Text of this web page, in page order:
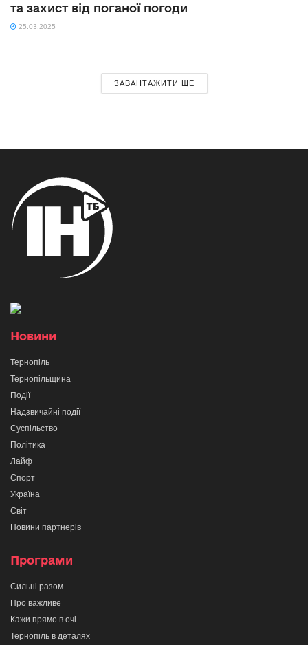
та захист від поганої погоди
25.03.2025
ЗАВАНТАЖИТИ ЩЕ
Новини
Тернопіль
Тернопільщина
Події
Надзвичайні події
Суспільство
Політика
Лайф
Спорт
Україна
Світ
Новини партнерів
Програми
Сильні разом
Про важливе
Кажи прямо в очі
Тернопіль в деталях